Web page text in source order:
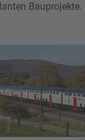
Bauprojekte.